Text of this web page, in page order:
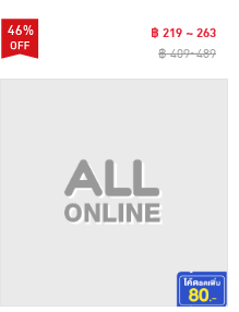
46%
฿ 219 ~ 263
฿ 409~489